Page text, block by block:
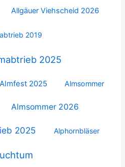
Allgäuer Viehscheid 2026
2019
2025
Almfest 2025 Almsommer
Almsommer 2026
2025 Alphornbläser